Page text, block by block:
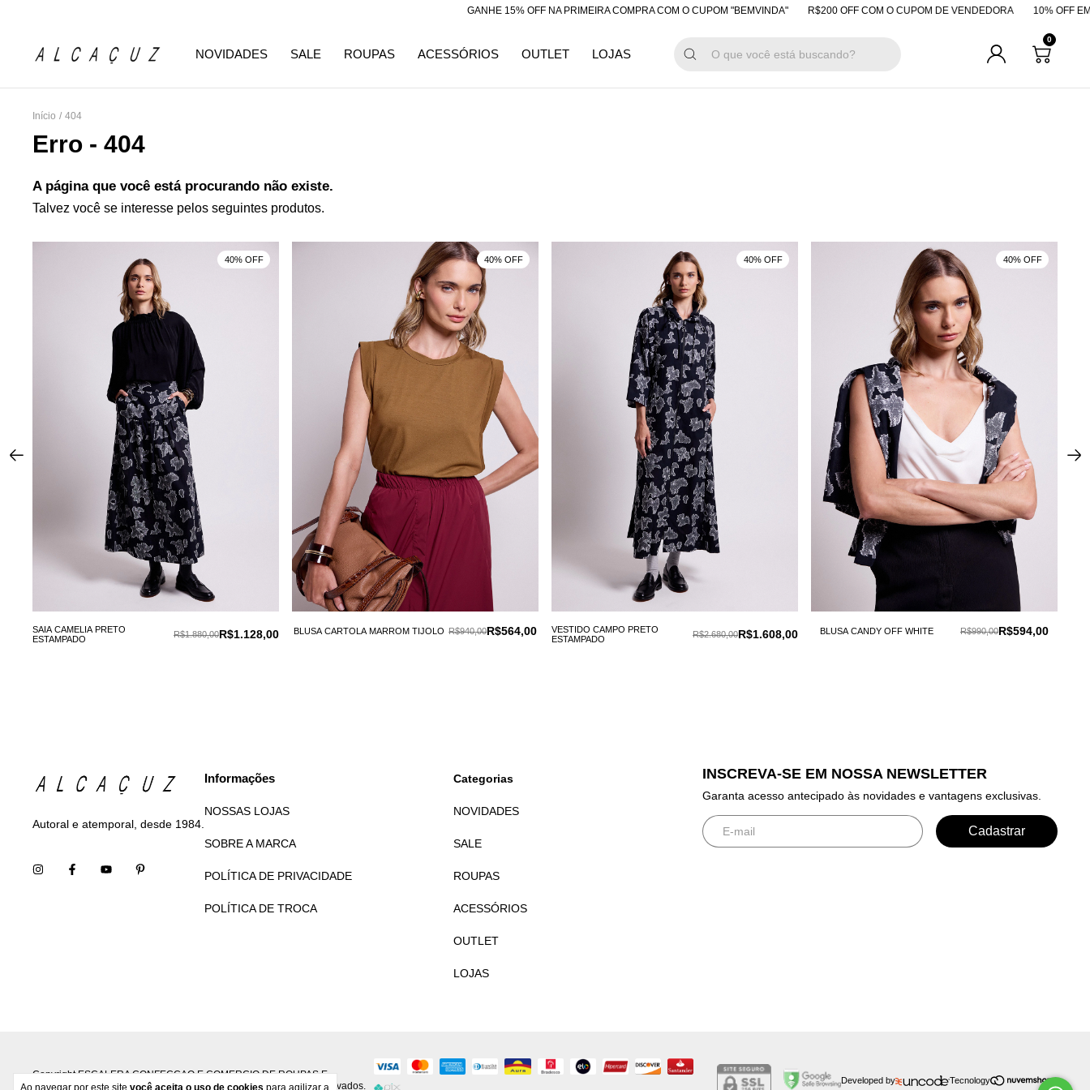
GANHE 15% OFF NA PRIMEIRA COMPRA COM O CUPOM "BEMVINDA" R$200 OFF COM O CUPOM DE VENDEDORA 10% OFF EM
NOVIDADES SALE ROUPAS ACESSÓRIOS OUTLET LOJAS
0
Ao navegar por este site você aceita o uso de cookies para agilizar a
Início / 404
Erro - 404
A página que você está procurando não existe.
Talvez você se interesse pelos seguintes produtos.
SAIA CAMELIA PRETO
ESTAMPADO
R$1.128,00
R$1.880,00
40% OFF
BLUSA CARTOLA MARROM TIJOLO R$564,00
R$940,00
40% OFF
VESTIDO CAMPO PRETO
ESTAMPADO
R$1.608,00
R$2.680,00
40% OFF
BLUSA CANDY OFF WHITE R$594,00
R$990,00
40% OFF
Autoral e atemporal, desde 1984.
Informações
NOSSAS LOJAS
SOBRE A MARCA
POLÍTICA DE PRIVACIDADE
POLÍTICA DE TROCA
Categorias
NOVIDADES
SALE
ROUPAS
ACESSÓRIOS
OUTLET
LOJAS
INSCREVA-SE EM NOSSA NEWSLETTER
Garanta acesso antecipado às novidades e vantagens exclusivas.
Copyright ESCALERA CONFECCAO E COMERCIO DE ROUPAS E
ACESSORIOS S.A - 33524033000190 - 2026. Todos os direitos reservados.
Developed by Tecnology